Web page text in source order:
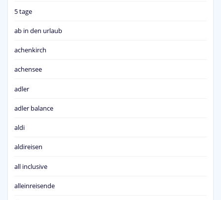
5 tage
ab in den urlaub
achenkirch
achensee
adler
adler balance
aldi
aldireisen
all inclusive
alleinreisende